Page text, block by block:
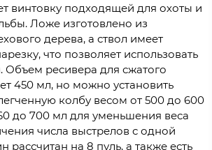
винтовку подходящей для охоты и
Ложе изготовлено из
дерева, а ствол имеет
что позволяет использовать
Объем ресивера для сжатого
450 мл, но можно установить
колбу весом от 500 до 600
до 700 мл для уменьшения веса
числа выстрелов с одной
рассчитан на 8 пуль, а также есть